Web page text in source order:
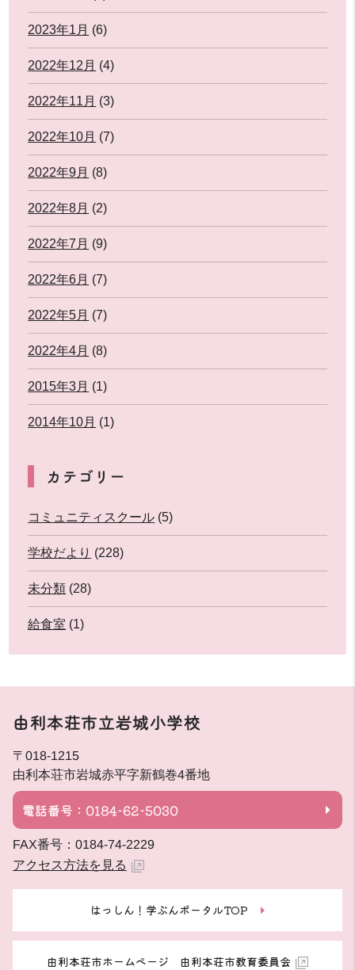
2023年1月 (6)
2022年12月 (4)
2022年11月 (3)
2022年10月 (7)
2022年9月 (8)
2022年8月 (2)
2022年7月 (9)
2022年6月 (7)
2022年5月 (7)
2022年4月 (8)
2015年3月 (1)
2014年10月 (1)
カテゴリー
コミュニティスクール (5)
学校だより (228)
未分類 (28)
給食室 (1)
由利本荘市立岩城小学校
〒018-1215
由利本荘市岩城赤平字新鶴巻4番地
電話番号：0184-62-5030
FAX番号：0184-74-2229
アクセス方法を見る
はっしん！学ぶんポータルTOP
由利本荘市ホームページ 由利本荘市教育委員会